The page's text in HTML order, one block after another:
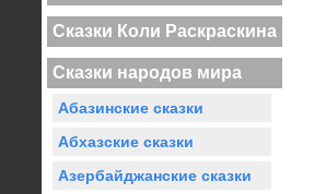
Сказки Коли Раскраскина
Сказки народов мира
Абазинские сказки
Абхазские сказки
Азербайджанские сказки